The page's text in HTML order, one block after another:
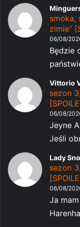
smoka,
zimie”
06/08/
Będzie
Vittorio
sezon
06/08/
Jeyne
Jeśli
Lady
sezon
06/08/
Ja